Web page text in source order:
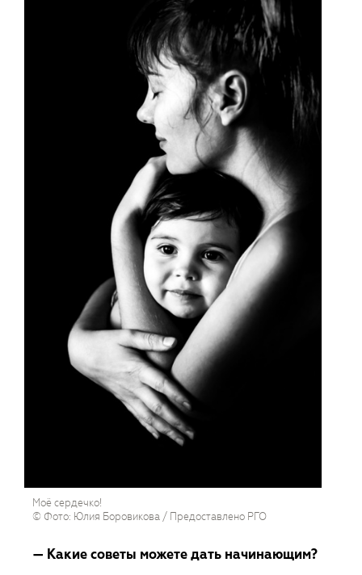
Моё сердечко!
© Фото: Юлия Боровикова / Предоставлено РГО
— Какие советы можете дать начинающим?